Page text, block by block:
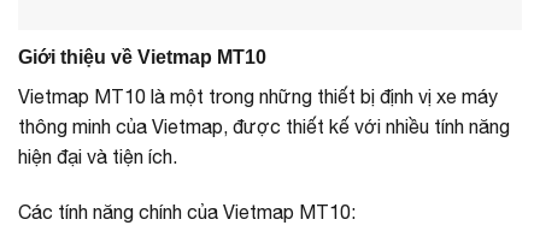
Giới thiệu về Vietmap MT10
Vietmap MT10 là một trong những thiết bị định vị xe máy
thông minh của Vietmap, được thiết kế với nhiều tính năng
hiện đại và tiện ích.
Các tính năng chính của Vietmap MT10: